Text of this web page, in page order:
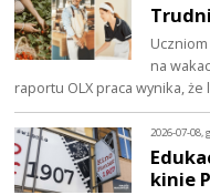
na
raportu OLX praca wynika,
2026-07-08,
kinie